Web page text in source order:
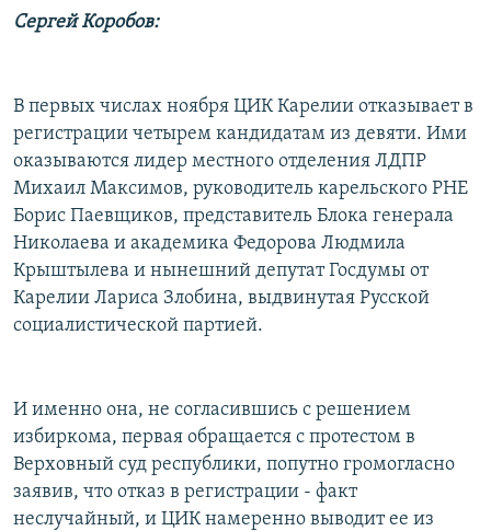
Сергей Коробов:
В первых числах ноября ЦИК Карелии отказывает в
регистрации четырем кандидатам из девяти. Ими
оказываются лидер местного отделения ЛДПР
Михаил Максимов, руководитель карельского РНЕ
Борис Паевщиков, представитель Блока генерала
Николаева и академика Федорова Людмила
Крыштылева и нынешний депутат Госдумы от
Карелии Лариса Злобина, выдвинутая Русской
социалистической партией.
И именно она, не согласившись с решением
избиркома, первая обращается с протестом в
Верховный суд республики, попутно громогласно
заявив, что отказ в регистрации - факт
неслучайный, и ЦИК намеренно выводит ее из